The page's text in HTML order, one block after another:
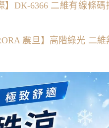
】DK-6366 二維有線條
震旦】高階綠光 二